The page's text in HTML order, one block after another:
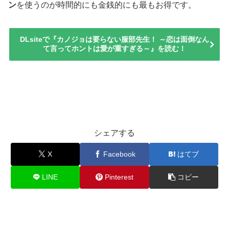
ンを使うのが時間的にも金銭的にも最もお得です。
DLsiteで『カノジョは要らない服部先生！ ～恋は面倒なん
て言ってホントは愛が重すぎる～』を読む！
シェアする
X Facebook はてブ
LINE Pinterest コピー